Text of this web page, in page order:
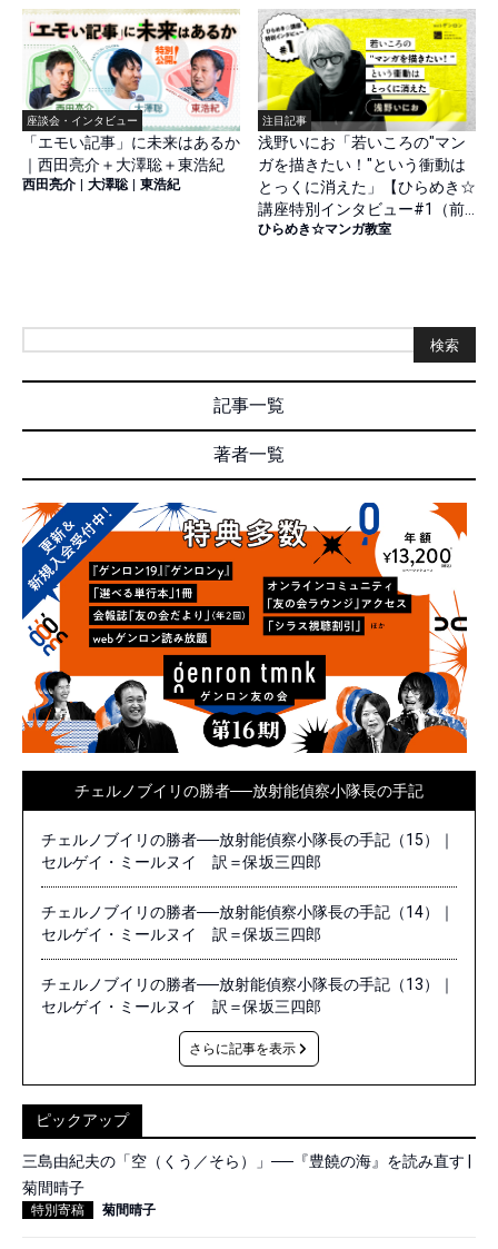
座談会・インタビュー
「エモい記事」に未来はあるか
｜西田亮介＋大澤聡＋東浩紀
西田亮介 大澤聡 東浩紀
注目記事
浅野いにお「若いころの"マン
ガを描きたい！"という衝動は
とっくに消えた」【ひらめき☆
講座特別インタビュー#1（前
篇）】
ひらめき☆マンガ教室
検索
記事一覧
著者一覧
チェルノブイリの勝者──放射能偵察小隊長の手記
チェルノブイリの勝者──放射能偵察小隊長の手記（15）｜
セルゲイ・ミールヌイ 訳＝保坂三四郎
チェルノブイリの勝者──放射能偵察小隊長の手記（14）｜
セルゲイ・ミールヌイ 訳＝保坂三四郎
チェルノブイリの勝者──放射能偵察小隊長の手記（13）｜
セルゲイ・ミールヌイ 訳＝保坂三四郎
さらに記事を表示
ピックアップ
三島由紀夫の「空（くう／そら）」──『豊饒の海』を読み直す |
菊間晴子
特別寄稿 菊間晴子